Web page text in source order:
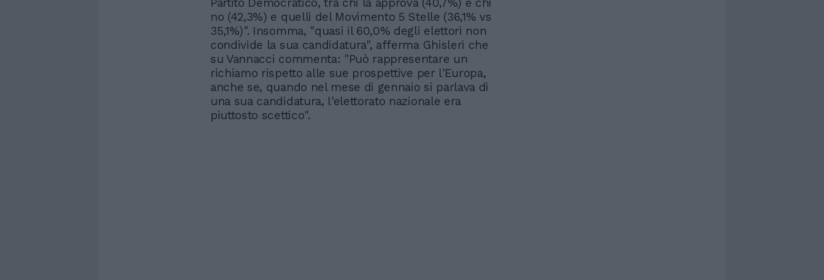
no (42,3%) e quelli del Movimento 5 Stelle (36,1% vs
35,1%)". Insomma, "quasi il 60,0% degli elettori non
condivide la sua candidatura", afferma Ghisleri che
su Vannacci commenta: "Può rappresentare un
richiamo rispetto alle sue prospettive per l'Europa,
anche se, quando nel mese di gennaio si parlava di
una sua candidatura, l'elettorato nazionale era
piuttosto scettico".